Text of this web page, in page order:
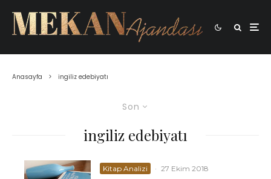
Anasayfa ingiliz edebiyatı
Son
ingiliz edebiyatı
Kitap Analizi · 27 Ekim 2018